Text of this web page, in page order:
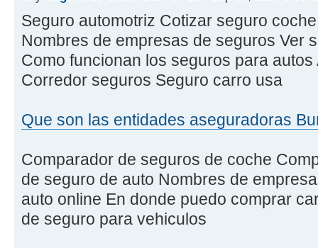
Seguro automotriz Cotizar seguro
Nombres de empresas de seguros Ver
Como funcionan los seguros para
Corredor seguros Seguro carro usa
Que son las entidades aseguradoras
Comparador de seguros de coche
de seguro de auto Nombres de
auto online En donde puedo comprar
de seguro para vehiculos